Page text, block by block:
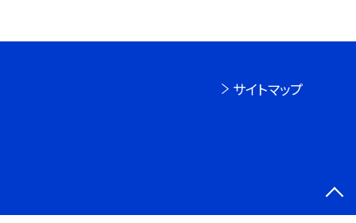
サイトマップ